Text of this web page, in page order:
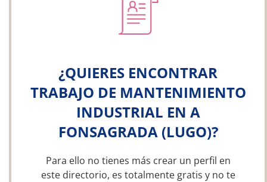
¿QUIERES ENCONTRAR
TRABAJO DE MANTENIMIENTO
INDUSTRIAL EN A
FONSAGRADA (LUGO)?
Para ello no tienes más crear un perfil en
este directorio, es totalmente gratis y no te